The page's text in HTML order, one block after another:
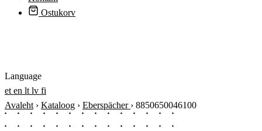
Ostukorv
Language
et en lt lv fi
Avaleht › Kataloog › Eberspächer › 8850650046100